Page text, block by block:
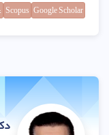
Google Scholar
Scopus